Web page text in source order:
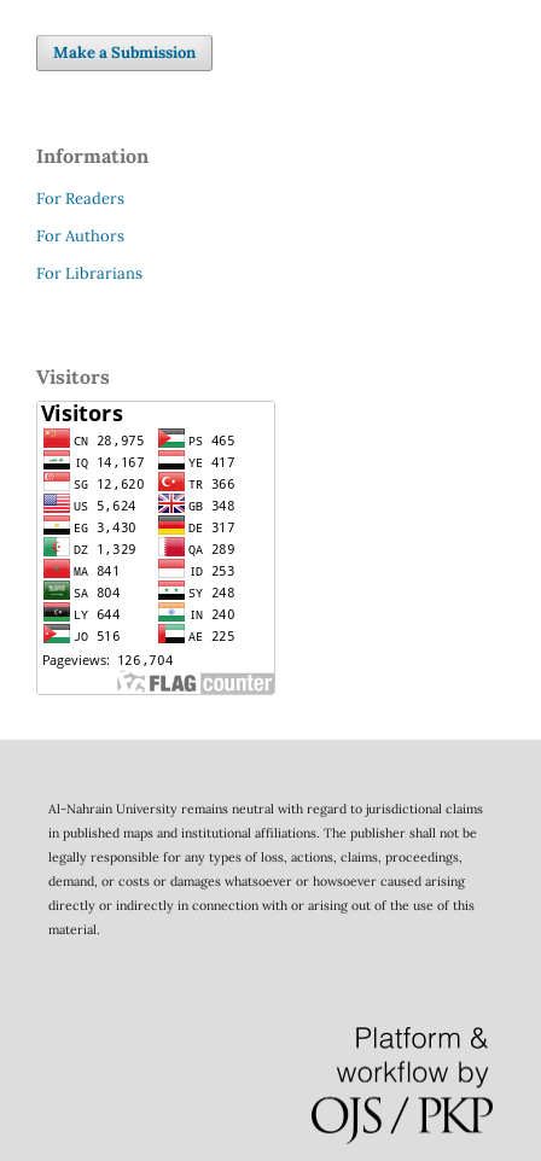
Make a Submission
Information
For Readers
For Authors
For Librarians
Visitors
Al-Nahrain University remains neutral with regard to jurisdictional claims
in published maps and institutional affiliations. The publisher shall not be
legally responsible for any types of loss, actions, claims, proceedings,
demand, or costs or damages whatsoever or howsoever caused arising
directly or indirectly in connection with or arising out of the use of this
material.